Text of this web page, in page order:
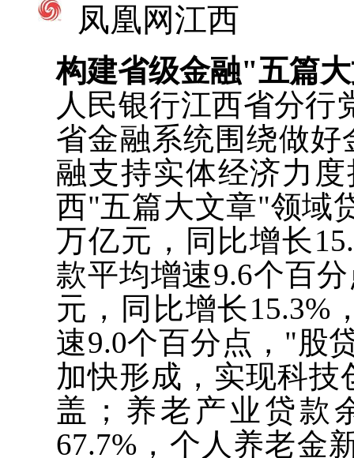
凤凰网江西
构建省级金融"五篇
人民银行江西省分行
省金融系统围绕做
融支持实体经济力
西"五篇大文章"领域
万亿元，同比增长
款平均增速9.6个百
元，同比增长15.3%
速9.0个百分点，"股
加快形成，实现科技
盖；养老产业贷款
67.7%，个人养老金